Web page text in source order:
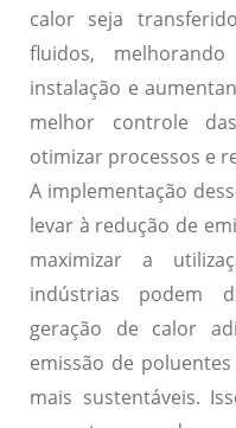
calor seja
fluidos,
instalação e
melhor controle
otimizar processos e
A implementação
levar à redução de
maximizar a
indústrias podem
geração de calor
emissão de
mais sustentáveis.